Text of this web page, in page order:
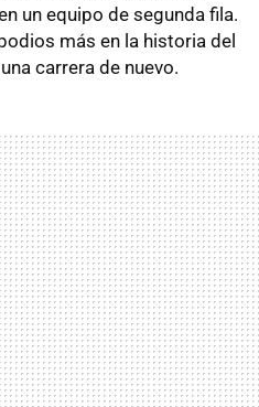
un equipo de segunda fila.
más en la historia del
carrera de nuevo.